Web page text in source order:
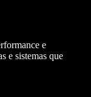
e
e sistemas que